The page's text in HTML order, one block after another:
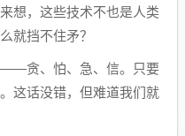
想，这些技术不也是人类
就挡不住矛？
——贪、怕、急、信。只要
这话没错，但难道我们就